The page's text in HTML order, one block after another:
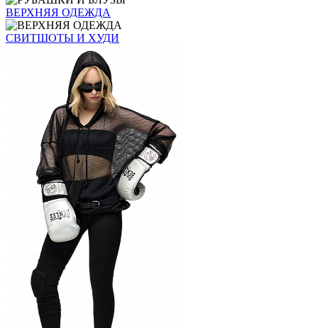
ВЕРХНЯЯ ОДЕЖДА
СВИТШОТЫ И ХУДИ